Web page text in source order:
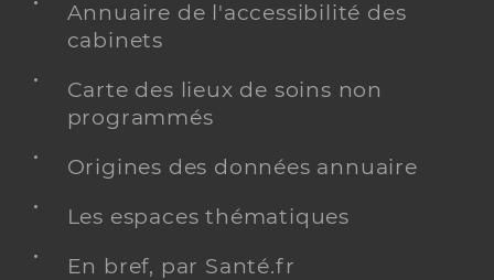
Annuaire de l'accessibilité des
cabinets
Carte des lieux de soins non
programmés
Origines des données annuaire
Les espaces thématiques
En bref, par Santé.fr